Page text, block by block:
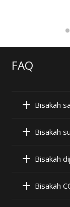
FAQ
Bisakah
Bisakah
Bisakah
Bisakah